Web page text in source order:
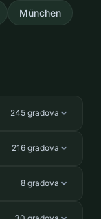
München
245 gradova
216 gradova
8 gradova